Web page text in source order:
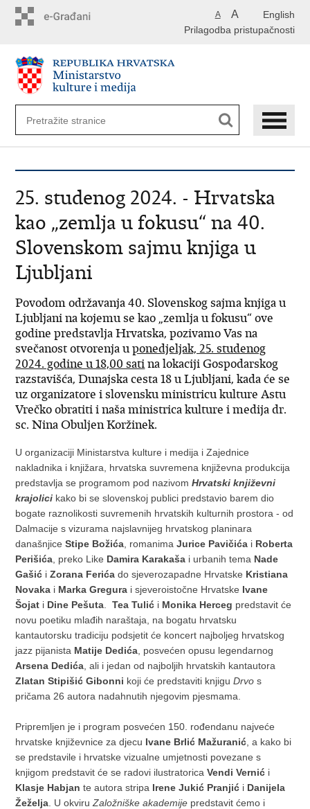
English
A A
Prilagodba pristupačnosti
25. studenog 2024. - Hrvatska
kao „zemlja u fokusu“ na 40.
Slovenskom sajmu knjiga u
Ljubljani
Povodom održavanja 40. Slovenskog sajma knjiga u
Ljubljani na kojemu se kao „zemlja u fokusu“ ove
godine predstavlja Hrvatska, pozivamo Vas na
svečanost otvorenja uponedjeljak, 25. studenog
2024. godine u 18,00 satina lokaciji Gospodarskog
razstavišća, Dunajska cesta 18 u Ljubljani, kada će se
uz organizatore i slovensku ministricu kulture Astu
Vrečko obratiti i naša ministrica kulture i medija dr.
sc. Nina Obuljen Koržinek.
U organizaciji Ministarstva kulture i medija i Zajednice
nakladnika i knjižara, hrvatska suvremena književna produkcija
predstavlja se programom pod nazivomHrvatski književni
krajolici kako bi se slovenskoj publici predstavio barem dio
bogate raznolikosti suvremenih hrvatskih kulturnih prostora - od
Dalmacije s vizurama najslavnijeg hrvatskog planinara
današnjiceStipe Božića , romanimaJurice Pavičića i Roberta
Perišića , preko Like Damira Karakaša i urbanih tema Nade
Gašić iZorana Ferića do sjeverozapadne Hrvatske Kristiana
Novaka i Marka Gregura i sjeveroistočne Hrvatske Ivane
Šojat i Dine Pešuta .Tea Tulić i Monika Herceg predstavit će
novu poetiku mlađih naraštaja, na bogatu hrvatsku
kantautorsku tradiciju podsjetit će koncert najboljeg hrvatskog
jazz pijanista Matije Dedića , posvećen opusu legendarnog
Arsena Dedića , ali i jedan od najboljih hrvatskih kantautora
Zlatan Stipišić Gibonni koji će predstaviti knjiguDrvo s
pričama 26 autora nadahnutih njegovim pjesmama.
Pripremljen je i program posvećen 150. rođendanu najveće
hrvatske književnice za djecu Ivane Brlić Mažuranić , a kako bi
se predstavile i hrvatske vizualne umjetnosti povezane s
knjigom predstavit će se radovi ilustratoricaVendi Vernić i
Klasje Habjan te autora stripa Irene Jukić Pranjić i Danijela
Žeželja . U okviruZaložniške akademije predstavit ćemo i